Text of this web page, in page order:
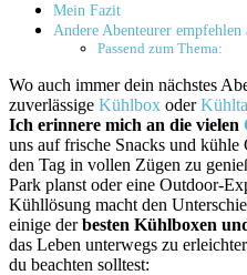
Mein Fazit
Andere Abenteurer empfehlen
Passend zum Thema:
Wo ​auch immer dein nächstes
zuverlässige Kühlbox oder
Ich erinnere mich an die vielen
uns auf ⁤frische Snacks und kühle
den Tag ⁤in vollen Zügen zu
Park planst oder eine ⁤Outdoor-
Kühllösung macht den⁤
einige derbesten Kühlboxen⁣
das Leben unterwegs zu
du beachten solltest: